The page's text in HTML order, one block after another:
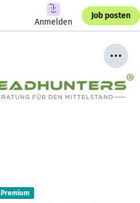
Anmelden
Job posten
Premium